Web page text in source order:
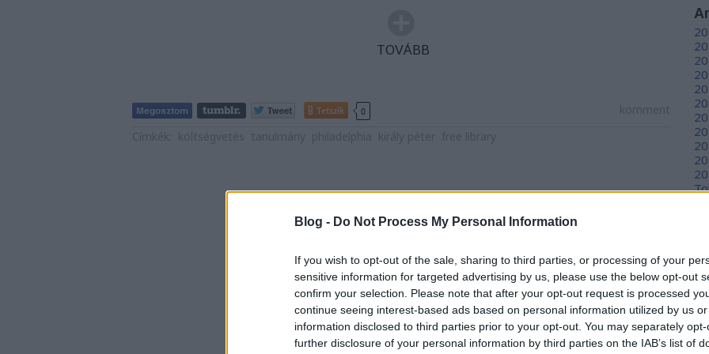
Blog - Do Not Process My Personal Information
If you wish to opt-out of the sale, sharing to third parties, or processing of your
sensitive information for targeted advertising by us, please use the below opt-out
confirm your selection. Please note that after your opt-out request is processed
continue seeing interest-based ads based on personal information utilized by us
information disclosed to third parties prior to your opt-out. You may separately
further disclosure of your personal information by third parties on the IAB’s list of
TOVÁBB
Tetszik 0
(